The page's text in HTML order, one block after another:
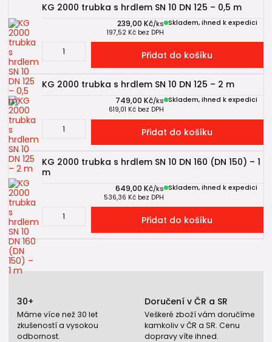
KG 2000 trubka s hrdlem SN 10 DN 125 – 0,5 m
239,00 Kč/ks
197,52 Kč bez DPH
Skladem, ihned k expedici
Přidat do košíku
KG 2000 trubka s hrdlem SN 10 DN 125 – 2 m
749,00 Kč/ks
619,01 Kč bez DPH
Skladem, ihned k expedici
Přidat do košíku
KG 2000 trubka s hrdlem SN 10 DN 160 (DN 150) – 1
m
649,00 Kč/ks
536,36 Kč bez DPH
Skladem, ihned k expedici
Přidat do košíku
30+
Máme více než 30 let
zkušeností a vysokou
odbornost.
Doručení v ČR a SR
Veškeré zboží vám doručíme
kamkoliv v ČR a SR. Cenu
dopravy víte ihned.